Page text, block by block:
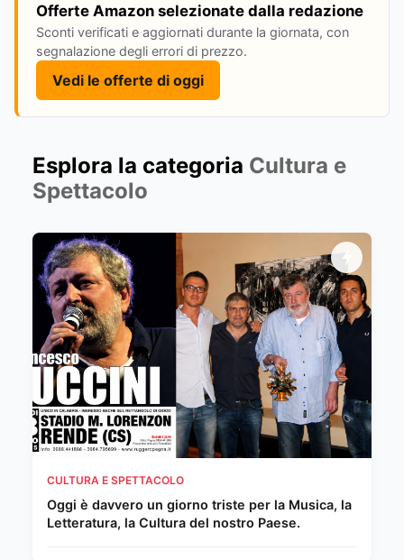
Offerte Amazon selezionate dalla redazione
Sconti verificati e aggiornati durante la giornata, con
segnalazione degli errori di prezzo.
Vedi le offerte di oggi
Esplora la categoria Cultura e
Spettacolo
CULTURA E SPETTACOLO
Oggi è davvero un giorno triste per la Musica, la
Letteratura, la Cultura del nostro Paese.